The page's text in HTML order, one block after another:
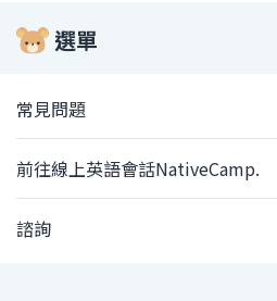
選單
常見問題
前往線上英語會話NativeCamp.
諮詢